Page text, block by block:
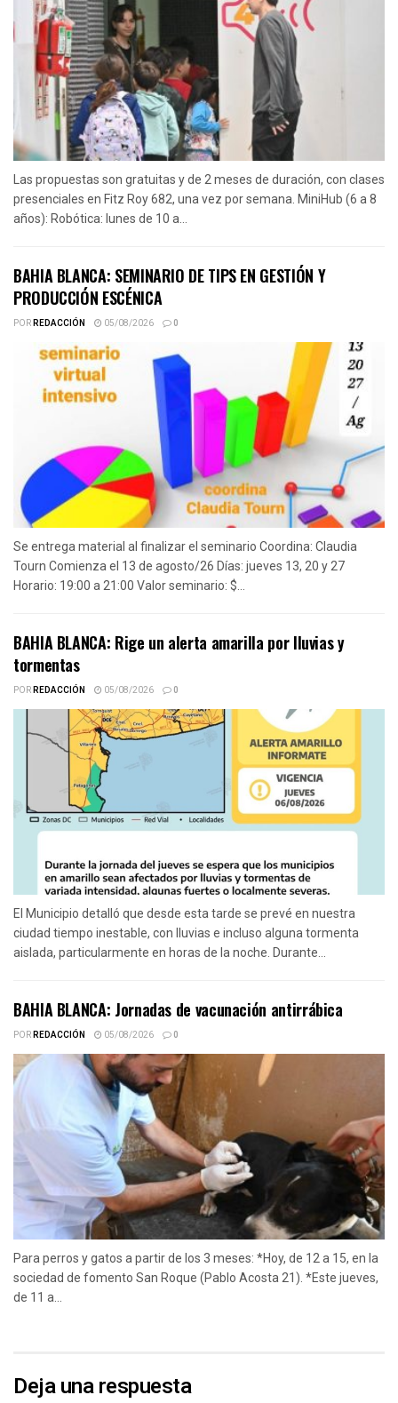
Las propuestas son gratuitas y de 2 meses de duración, con clases
presenciales en Fitz Roy 682, una vez por semana. MiniHub (6 a 8
años): Robótica: lunes de 10 a...
BAHIA BLANCA: SEMINARIO DE TIPS EN GESTIÓN Y
PRODUCCIÓN ESCÉNICA
PORREDACCIÓN 05/08/2026 0
Se entrega material al finalizar el seminario Coordina: Claudia
Tourn Comienza el 13 de agosto/26 Días: jueves 13, 20 y 27
Horario: 19:00 a 21:00 Valor seminario: $...
BAHIA BLANCA: Rige un alerta amarilla por lluvias y
tormentas
PORREDACCIÓN 05/08/2026 0
El Municipio detalló que desde esta tarde se prevé en nuestra
ciudad tiempo inestable, con lluvias e incluso alguna tormenta
aislada, particularmente en horas de la noche. Durante...
BAHIA BLANCA: Jornadas de vacunación antirrábica
PORREDACCIÓN 05/08/2026 0
Para perros y gatos a partir de los 3 meses: *Hoy, de 12 a 15, en la
sociedad de fomento San Roque (Pablo Acosta 21). *Este jueves,
de 11 a...
Deja una respuesta